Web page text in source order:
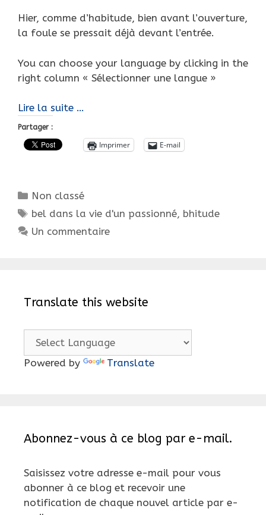
Hier, comme d’habitude, bien avant l’ouverture,
la foule se pressait déjà devant l’entrée.
You can choose your language by clicking in the
right column « Sélectionner une langue »
Lire la suite …
bourse…
Le
!
!
Partager :
Imprimer E-mail
Catégories
Non classé
Étiquettes
bel dans la vie d'un passionné, bhitude
Un commentaire
Translate this website
Powered by Translate
Abonnez-vous à ce blog par e-mail.
Saisissez votre adresse e-mail pour vous
abonner à ce blog et recevoir une
notification de chaque nouvel article par e-